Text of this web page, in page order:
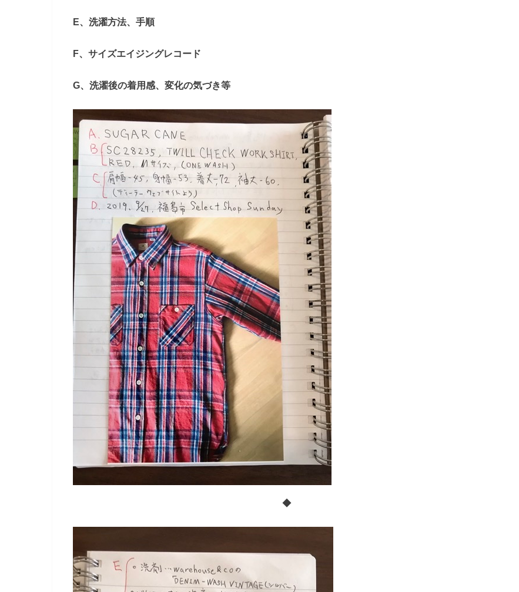
E、洗濯方法、手順
F、サイズエイジングレコード
G、洗濯後の着用感、変化の気づき等
◆